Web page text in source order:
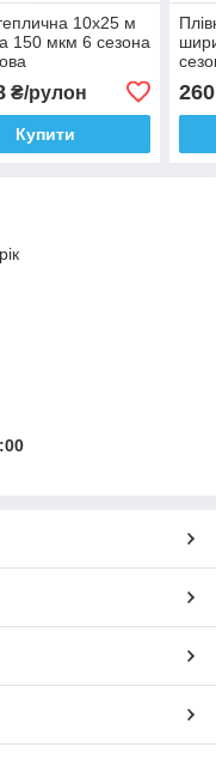
10х25 м
150 мкм 6 сезона
₴/рулон
Купити
260